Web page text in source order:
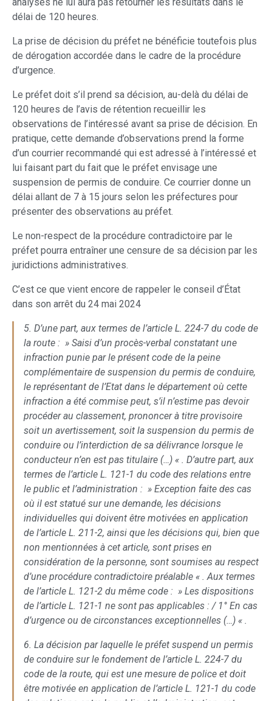
délai de 120 heures.
La prise de décision du préfet ne bénéficie toutefois plus
de dérogation accordée dans le cadre de la procédure
d’urgence.
Le préfet doit s’il prend sa décision, au-delà du délai de
120 heures de l’avis de rétention recueillir les
observations de l’intéressé avant sa prise de décision. En
pratique, cette demande d’observations prend la forme
d’un courrier recommandé qui est adressé à l’intéressé et
lui faisant part du fait que le préfet envisage une
suspension de permis de conduire. Ce courrier donne un
délai allant de 7 à 15 jours selon les préfectures pour
présenter des observations au préfet.
Le non-respect de la procédure contradictoire par le
préfet pourra entraîner une censure de sa décision par les
juridictions administratives.
C’est ce que vient encore de rappeler le conseil d’État
dans son arrêt du 24 mai 2024
5. D’une part, aux termes de l’article L. 224-7 du code de
la route : » Saisi d’un procès-verbal constatant une
infraction punie par le présent code de la peine
complémentaire de suspension du permis de conduire,
le représentant de l’Etat dans le département où cette
infraction a été commise peut, s’il n’estime pas devoir
procéder au classement, prononcer à titre provisoire
soit un avertissement, soit la suspension du permis de
conduire ou l’interdiction de sa délivrance lorsque le
conducteur n’en est pas titulaire (…) « . D’autre part, aux
termes de l’article L. 121-1 du code des relations entre
le public et l’administration : » Exception faite des cas
où il est statué sur une demande, les décisions
individuelles qui doivent être motivées en application
de l’article L. 211-2, ainsi que les décisions qui, bien que
non mentionnées à cet article, sont prises en
considération de la personne, sont soumises au respect
d’une procédure contradictoire préalable « . Aux termes
de l’article L. 121-2 du même code : » Les dispositions
de l’article L. 121-1 ne sont pas applicables : / 1° En cas
d’urgence ou de circonstances exceptionnelles (…) « .
6. La décision par laquelle le préfet suspend un permis
de conduire sur le fondement de l’article L. 224-7 du
code de la route, qui est une mesure de police et doit
être motivée en application de l’article L. 121-1 du code